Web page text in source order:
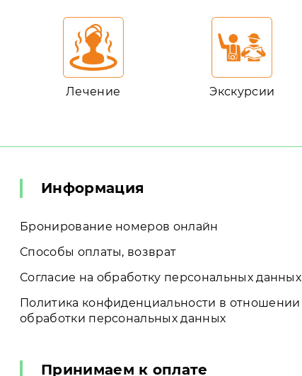
Лечение Экскурсии
Информация
Бронирование номеров онлайн
Способы оплаты, возврат
Согласие на обработку персональных данных
Политика конфиденциальности в отношении
обработки персональных данных
Принимаем к оплате